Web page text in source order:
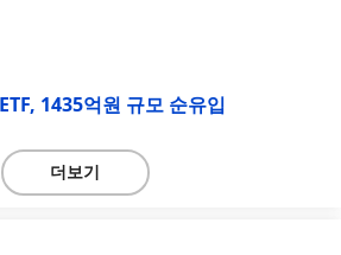
1435억원 규모 순유입
더보기